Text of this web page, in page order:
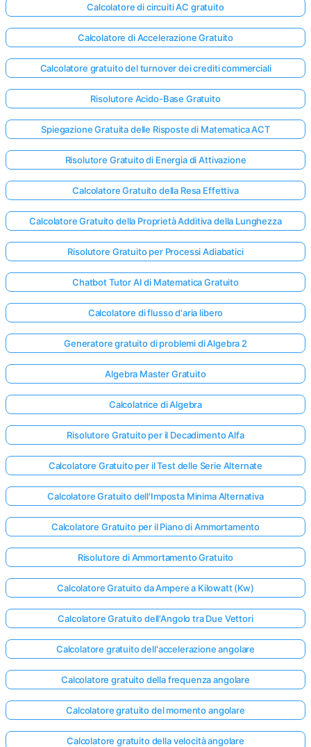
Calcolatore di circuiti AC gratuito
Calcolatore di Accelerazione Gratuito
Calcolatore gratuito del turnover dei crediti commerciali
Risolutore Acido-Base Gratuito
Spiegazione Gratuita delle Risposte di Matematica ACT
Risolutore Gratuito di Energia di Attivazione
Calcolatore Gratuito della Resa Effettiva
Calcolatore Gratuito della Proprietà Additiva della Lunghezza
Risolutore Gratuito per Processi Adiabatici
Chatbot Tutor AI di Matematica Gratuito
Calcolatore di flusso d'aria libero
Generatore gratuito di problemi di Algebra 2
Algebra Master Gratuito
Calcolatrice di Algebra
Risolutore Gratuito per il Decadimento Alfa
Calcolatore Gratuito per il Test delle Serie Alternate
Calcolatore Gratuito dell'Imposta Minima Alternativa
Calcolatore Gratuito per il Piano di Ammortamento
Risolutore di Ammortamento Gratuito
Calcolatore Gratuito da Ampere a Kilowatt (Kw)
Calcolatore Gratuito dell'Angolo tra Due Vettori
Calcolatore gratuito dell'accelerazione angolare
Calcolatore gratuito della frequenza angolare
Calcolatore gratuito del momento angolare
Calcolatore gratuito della velocità angolare